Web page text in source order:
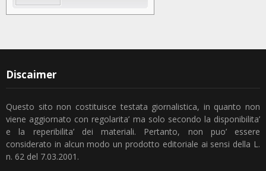
Discaimer
Questo sito non costituisce testata giornalistica, in quanto non
viene aggiornato con regolarita’ ma solo secondo la disponibilita’
e la reperibilita’ dei materiali. Pertanto, non puo’ essere
considerato in alcun modo un prodotto editoriale ai sensi della L.
n. 62 del 7.03.2001.